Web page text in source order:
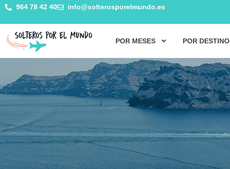
964 78 42 40 info@solterosporelmundo.es
POR MESES POR DESTINO